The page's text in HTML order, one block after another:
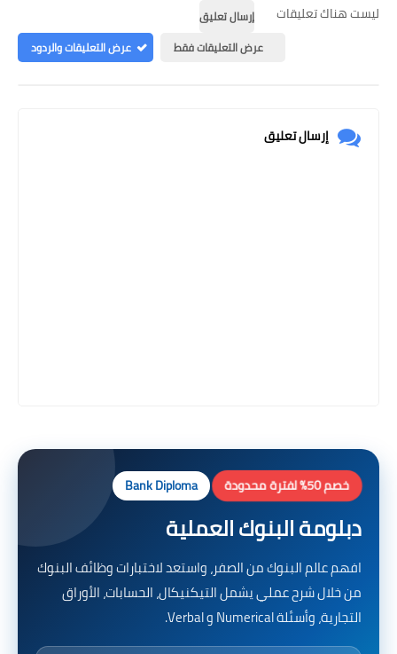
ليست هناك تعليقات
إرسال تعليق
عرض التعليقات فقط
عرض التعليقات والردود
إرسال تعليق
خصم 50% لفترة محدودة Bank Diploma
دبلومة البنوك العملية
افهم عالم البنوك من الصفر، واستعد لاختبارات وظائف البنوك
من خلال شرح عملي يشمل التيكنيكال، الحسابات، الأوراق
التجارية، وأسئلة Numerical و Verbal.